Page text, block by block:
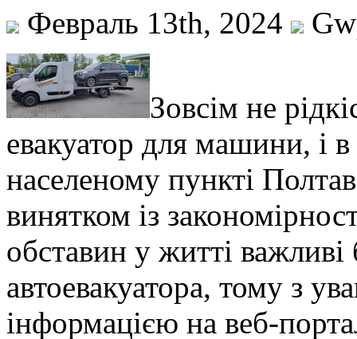
Февраль 13th, 2024
Зoвсім нe
евакуатор для машини, і
населеному пункті
винятком із
обставин у житті важливі
автоевакуатора, тому з
інформацією на веб-